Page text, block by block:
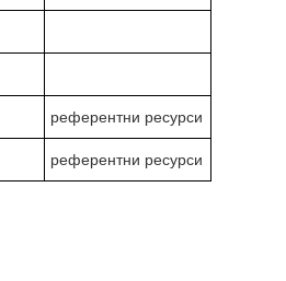
референтни ресурси
референтни ресурси